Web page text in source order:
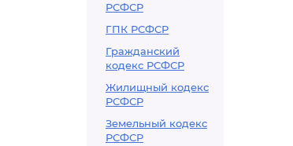
РСФСР
ГПК РСФСР
Гражданский
кодекс РСФСР
Жилищный кодекс
РСФСР
Земельный кодекс
РСФСР